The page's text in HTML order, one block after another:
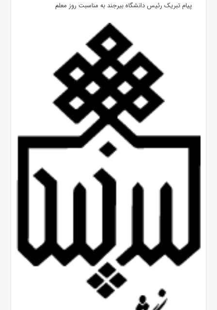
پیام تبریک رئیس دانشگاه بیرجند به مناسبت روز معلم